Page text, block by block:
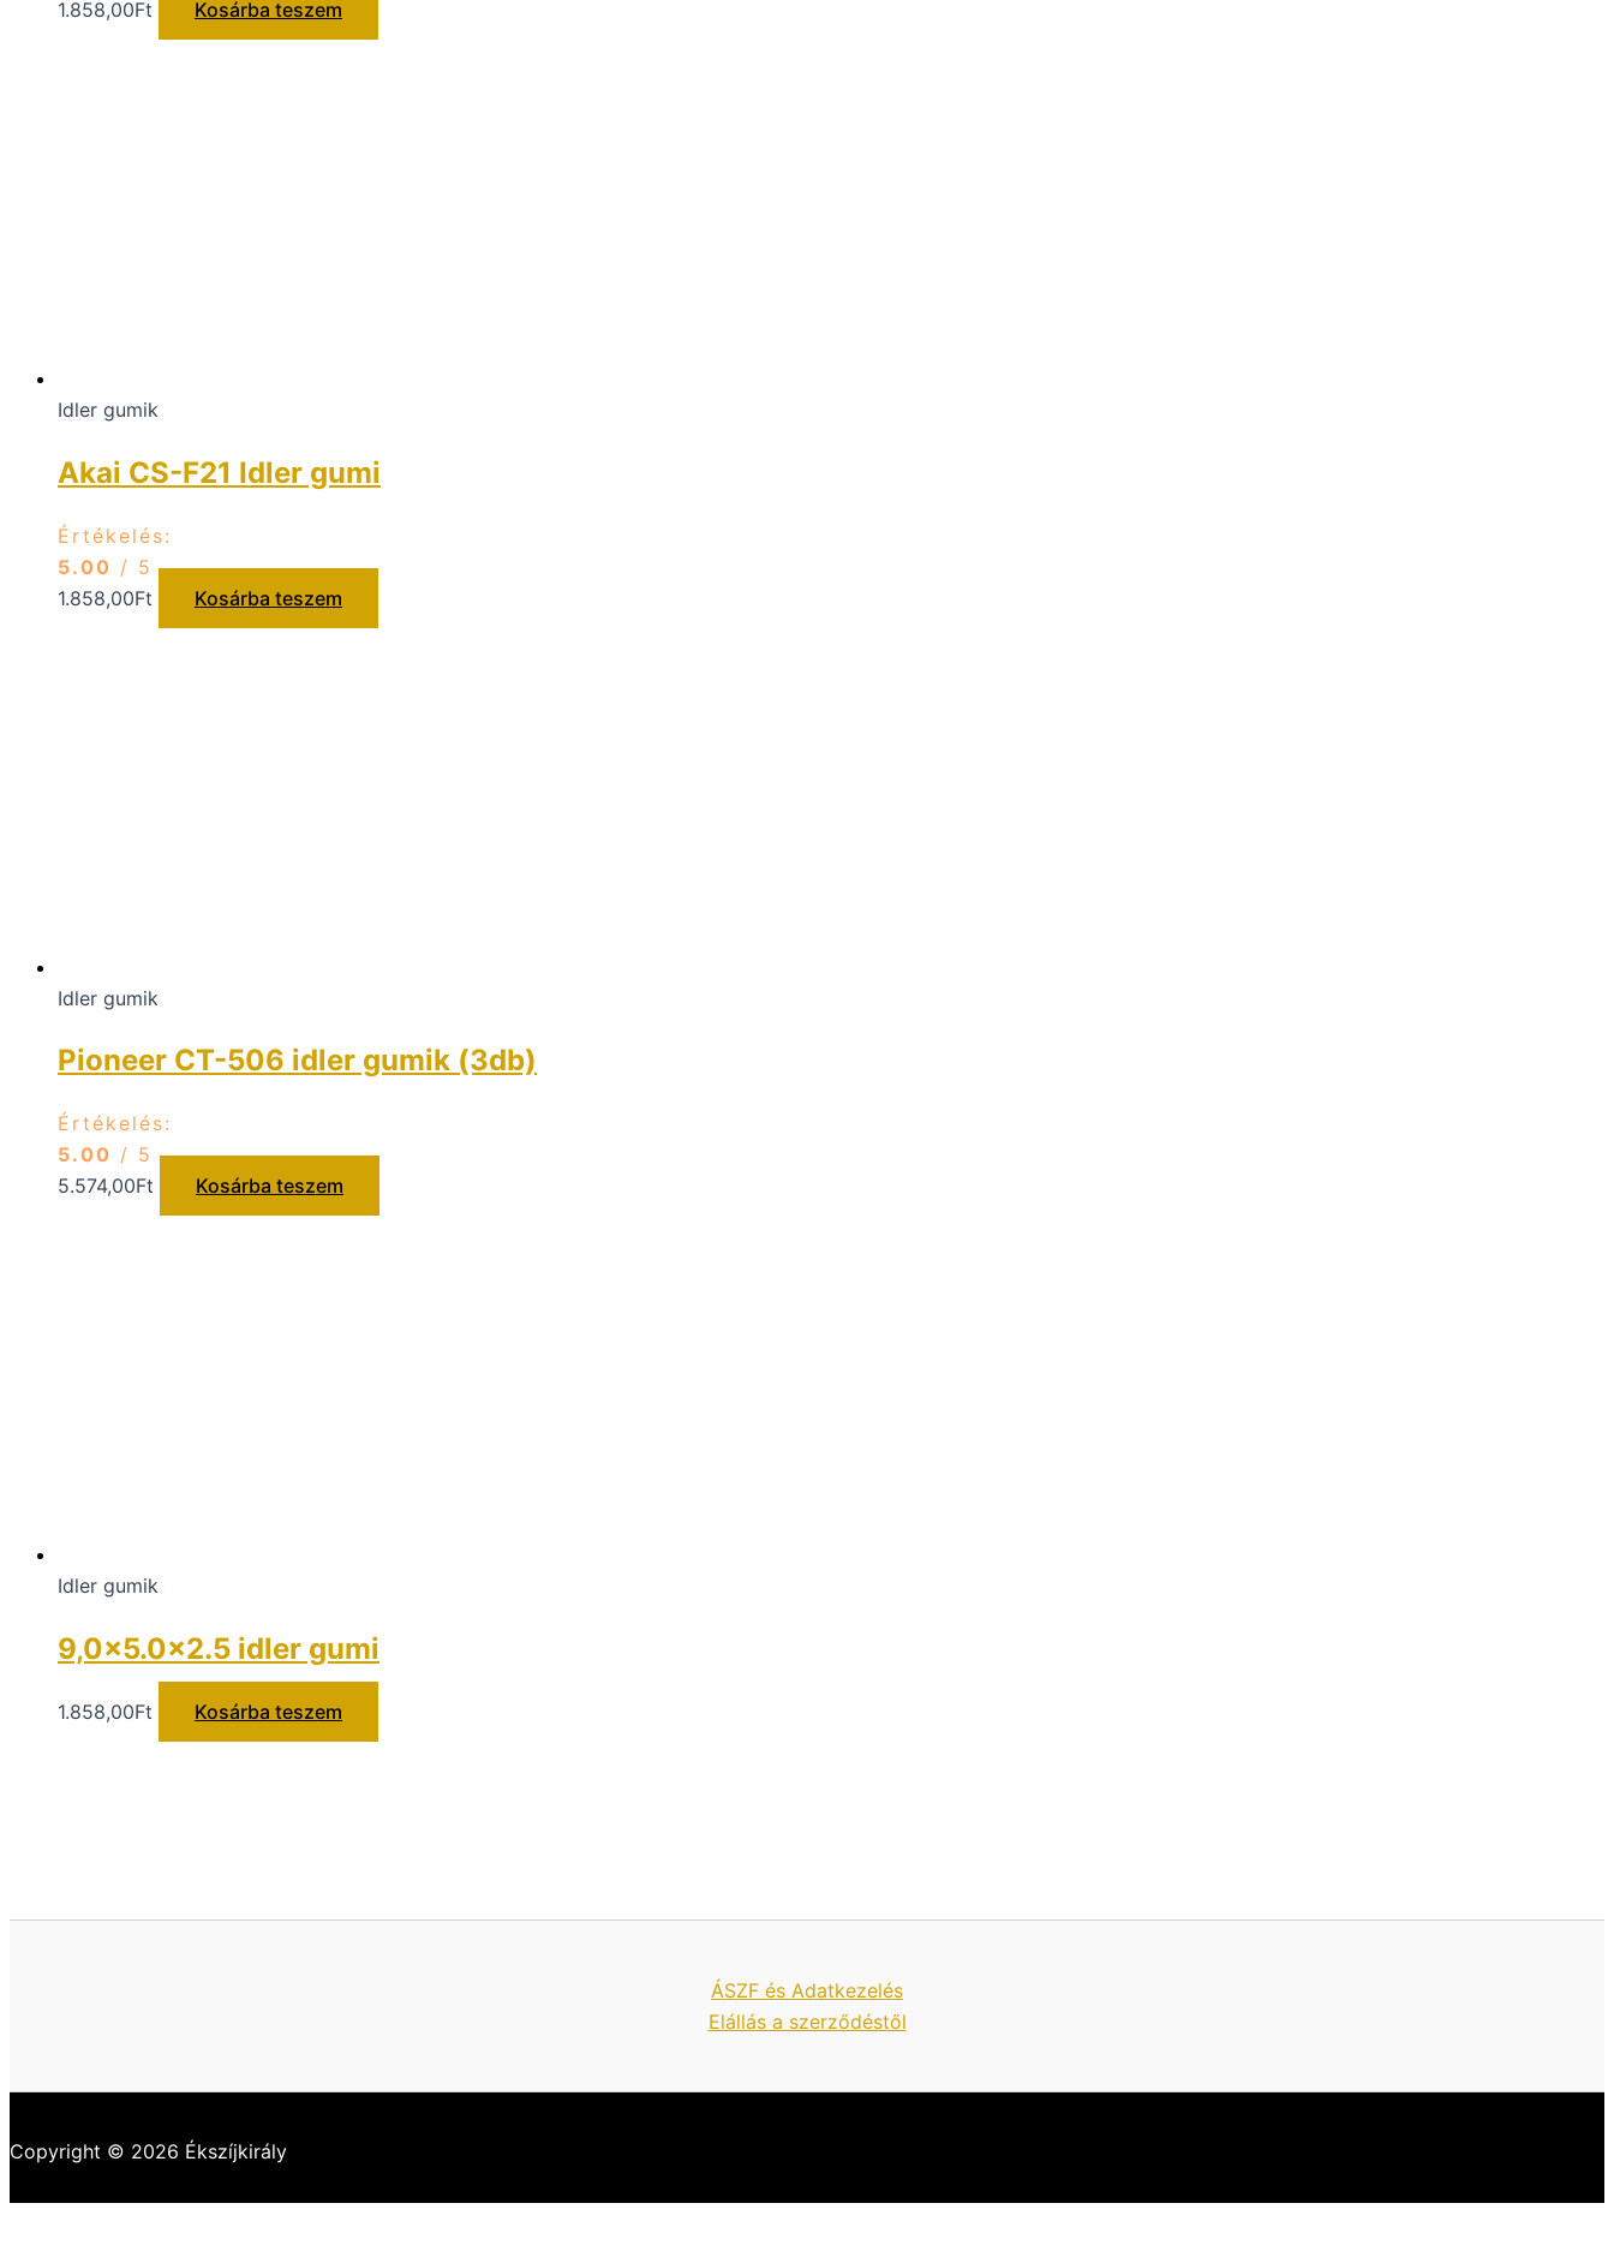
1.858,00Ft Kosárba teszem
Idler gumik
Akai CS-F21 Idler gumi
Értékelés:
5.00 / 5
1.858,00Ft Kosárba teszem
Idler gumik
Pioneer CT-506 idler gumik (3db)
Értékelés:
5.00 / 5
5.574,00Ft Kosárba teszem
Idler gumik
9,0×5.0x2.5 idler gumi
1.858,00Ft Kosárba teszem
ÁSZF és Adatkezelés
Elállás a szerződéstől
Copyright © 2026 Ékszíjkirály